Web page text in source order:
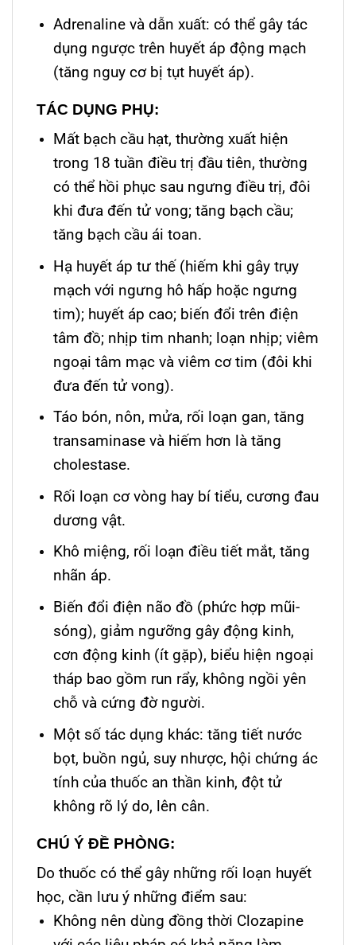
Adrenaline và dẫn xuất: có thể gây tác
dụng ngược trên huyết áp động mạch
(tăng nguy cơ bị tụt huyết áp).
TÁC DỤNG PHỤ:
Mất bạch cầu hạt, thường xuất hiện
trong 18 tuần điều trị đầu tiên, thường
có thể hồi phục sau ngưng điều trị, đôi
khi đưa đến tử vong; tăng bạch cầu;
tăng bạch cầu ái toan.
Hạ huyết áp tư thế (hiếm khi gây trụy
mạch với ngưng hô hấp hoặc ngưng
tim); huyết áp cao; biến đổi trên điện
tâm đồ; nhịp tim nhanh; loạn nhịp; viêm
ngoại tâm mạc và viêm cơ tim (đôi khi
đưa đến tử vong).
Táo bón, nôn, mửa, rối loạn gan, tăng
transaminase và hiếm hơn là tăng
cholestase.
Rối loạn cơ vòng hay bí tiểu, cương đau
dương vật.
Khô miệng, rối loạn điều tiết mắt, tăng
nhãn áp.
Biến đổi điện não đồ (phức hợp mũi-
sóng), giảm ngưỡng gây động kinh,
cơn động kinh (ít gặp), biểu hiện ngoại
tháp bao gồm run rẩy, không ngồi yên
chỗ và cứng đờ người.
Một số tác dụng khác: tăng tiết nước
bọt, buồn ngủ, suy nhược, hội chứng ác
tính của thuốc an thần kinh, đột tử
không rõ lý do, lên cân.
CHÚ Ý ĐỀ PHÒNG:
Do thuốc có thể gây những rối loạn huyết
học, cần lưu ý những điểm sau:
Không nên dùng đồng thời Clozapine